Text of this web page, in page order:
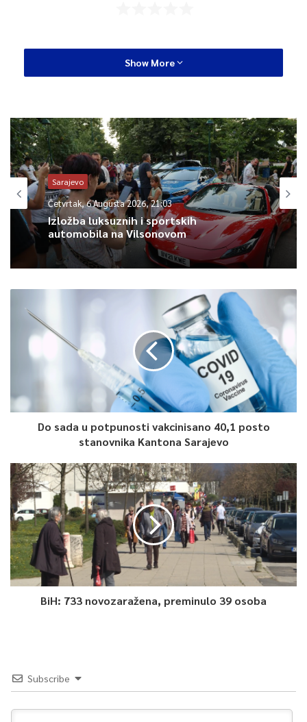
Show More
Sarajevo
Četvrtak, 6 Augusta 2026, 21:03
Izložba luksuznih i sportskih
automobila na Vilsonovom
Do sada u potpunosti vakcinisano 40,1 posto
stanovnika Kantona Sarajevo
BiH: 733 novozaražena, preminulo 39 osoba
Subscribe